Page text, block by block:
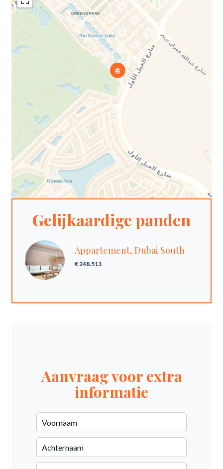
Gelijkaardige panden
Appartement, Dubai South
€ 248.513
Aanvraag voor extra
informatie